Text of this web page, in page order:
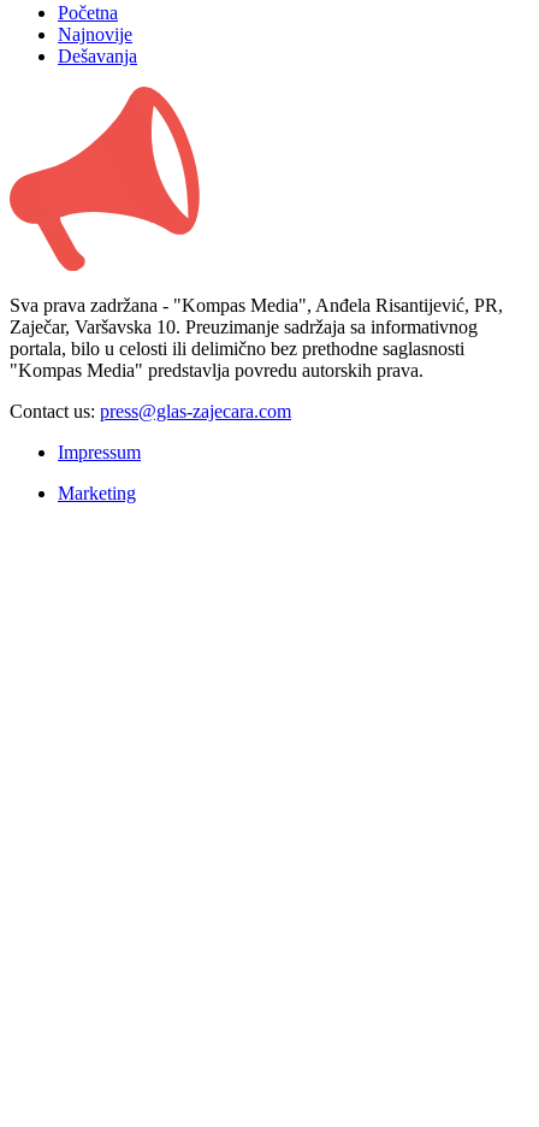
Početna
Najnovije
Dešavanja
Sva prava zadržana - "Kompas Media", Anđela Risantijević, PR,
Zaječar, Varšavska 10. Preuzimanje sadržaja sa informativnog
portala, bilo u celosti ili delimično bez prethodne saglasnosti
"Kompas Media" predstavlja povredu autorskih prava.
Contact us: press@glas-zajecara.com
Impressum
Marketing